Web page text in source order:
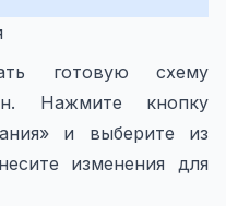
готовую схему
Нажмите кнопку
и выберите из
изменения для